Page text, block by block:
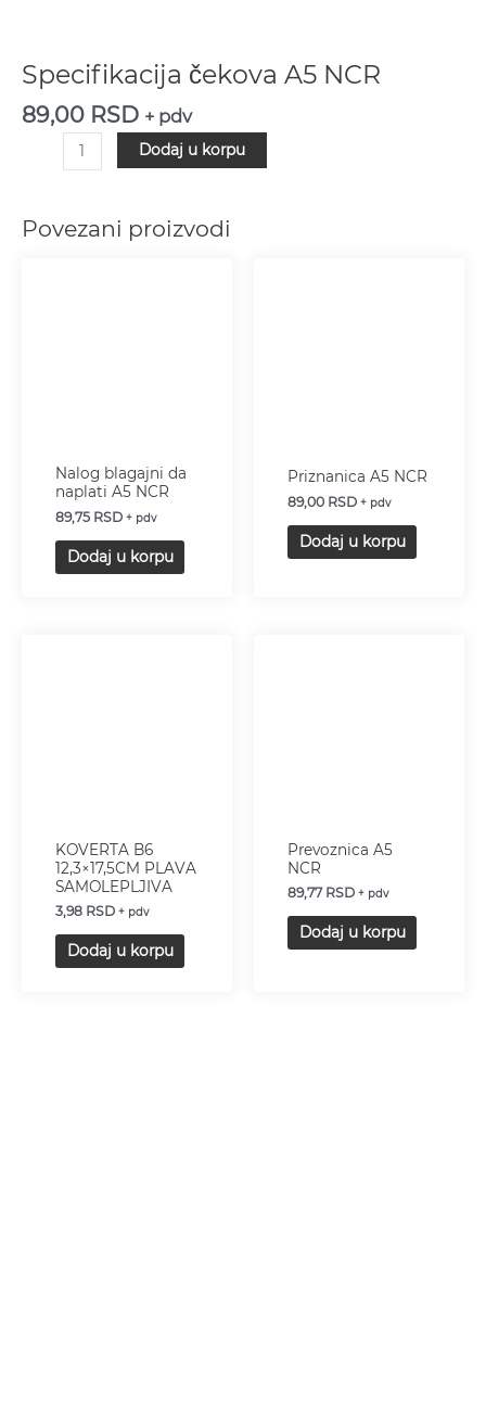
Specifikacija čekova A5 NCR
89,00 RSD + pdv
Dodaj u korpu
Povezani proizvodi
Nalog blagajni da
naplati A5 NCR
89,75 RSD + pdv
Dodaj u korpu
Priznanica A5 NCR
89,00 RSD + pdv
Dodaj u korpu
KOVERTA B6
12,3×17,5CM PLAVA
SAMOLEPLJIVA
3,98 RSD + pdv
Dodaj u korpu
Prevoznica A5
NCR
89,77 RSD + pdv
Dodaj u korpu